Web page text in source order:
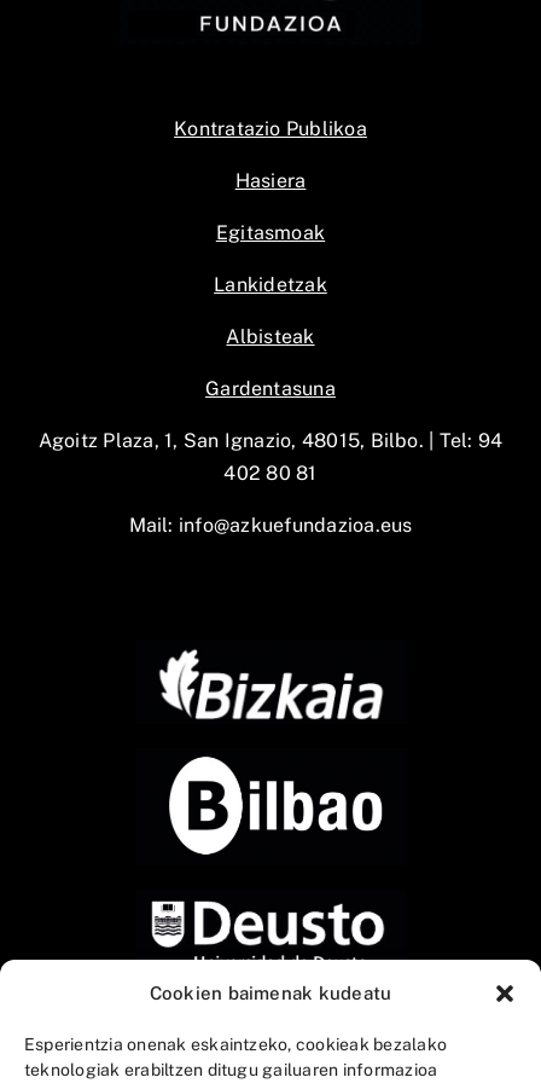
Cookien baimenak kudeatu
Esperientzia onenak eskaintzeko, cookieak bezalako
teknologiak erabiltzen ditugu gailuaren informazioa
Kontratazio Publikoa
Hasiera
Egitasmoak
Lankidetzak
Albisteak
Gardentasuna
Agoitz Plaza, 1, San Ignazio, 48015, Bilbo. | Tel: 94
402 80 81
Mail: info@azkuefundazioa.eus